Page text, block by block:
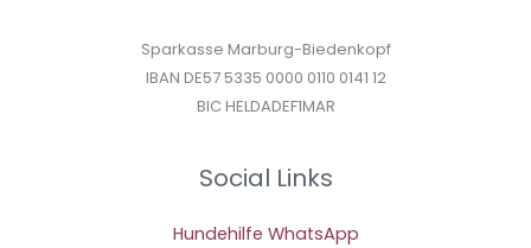
Sparkasse Marburg-Biedenkopf
IBAN DE57 5335 0000 0110 0141 12
BIC HELDADEF1MAR
Social Links
Hundehilfe WhatsApp